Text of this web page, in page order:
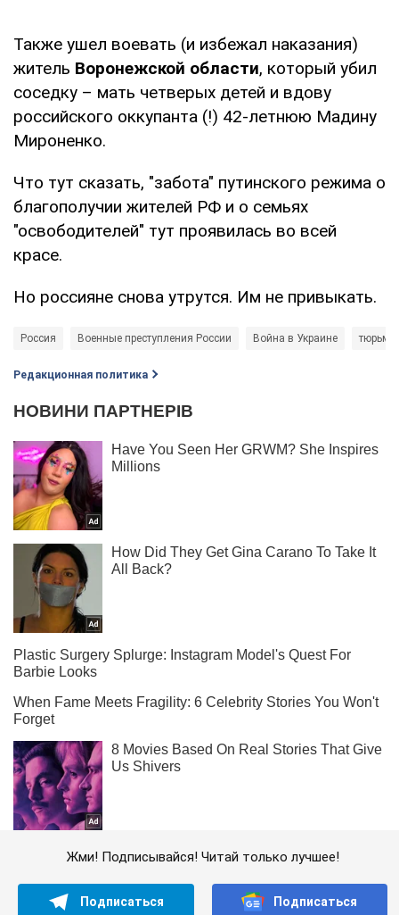
Также ушел воевать (и избежал наказания)
житель Воронежской области, который убил
соседку – мать четверых детей и вдову
российского оккупанта (!) 42-летнюю Мадину
Мироненко.
Что тут сказать, "забота" путинского режима о
благополучии жителей РФ и о семьях
"освободителей" тут проявилась во всей
красе.
Но россияне снова утрутся. Им не привыкать.
Россия Военные преступления России Война в Украине тюрьма
Редакционная политика
Жми! Подписывайся! Читай только лучшее!
Подписаться Подписаться